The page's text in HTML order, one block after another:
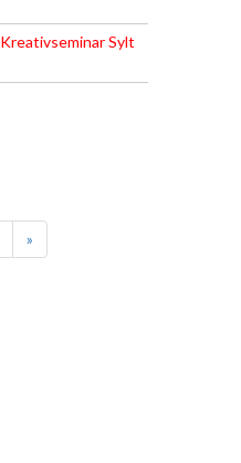
Kreativseminar Sylt
»